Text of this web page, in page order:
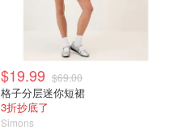
$19.99 $69.00
格子分层迷你短裙
3折抄底了
Simons